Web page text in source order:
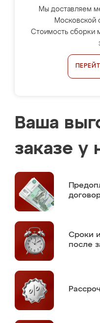
Мы доставляем
Московской
Стоимость сборки
Ваша
заказе у
Сроки
после